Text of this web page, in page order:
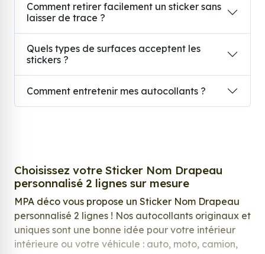
Comment retirer facilement un sticker sans
laisser de trace ?
Quels types de surfaces acceptent les
stickers ?
Comment entretenir mes autocollants ?
Choisissez votre Sticker Nom Drapeau
personnalisé 2 lignes sur mesure
MPA déco vous propose un Sticker Nom Drapeau
personnalisé 2 lignes ! Nos autocollants originaux et
uniques sont une bonne idée pour votre intérieur
intérieure ou votre véhicule : auto, moto, camion,